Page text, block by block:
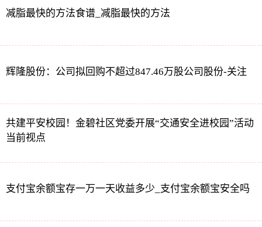
减脂最快的方法食谱_减脂最快的方法
辉隆股份：公司拟回购不超过847.46万股公司股份-关注
共建平安校园！金碧社区党委开展“交通安全进校园”活动
当前视点
支付宝余额宝存一万一天收益多少_支付宝余额宝安全吗